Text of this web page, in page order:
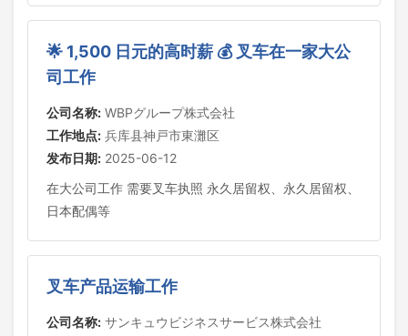
🌟 1,500 日元的高时薪 💰 叉车在一家大公
司工作
公司名称: WBPグループ株式会社
工作地点: 兵库县神戸市東灘区
发布日期: 2025-06-12
在大公司工作 需要叉车执照 永久居留权、永久居留权、
日本配偶等
叉车产品运输工作
公司名称: サンキュウビジネスサービス株式会社